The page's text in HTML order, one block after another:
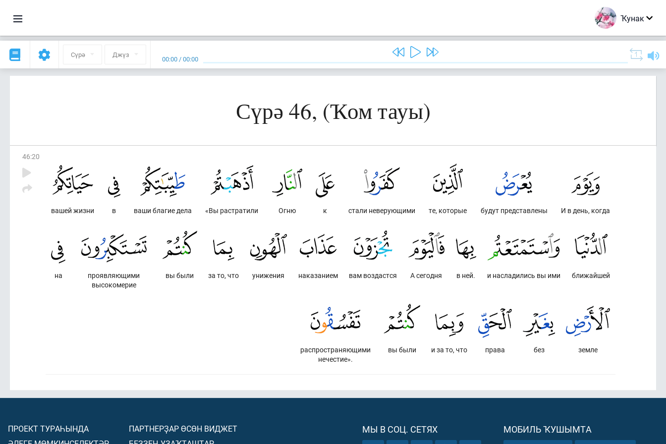
Ҡунак
Сүрә Джүз 00:00 /00:00
Сүрә 46, (Ҡом тауы)
46:20
И в день, когда
будут представлены
те, которые
стали неверующими
к
Огню
«Вы растратили
ваши благие дела
в
вашей жизни
ближайшей
и насладились вы ими
в ней.
А сегодня
вам воздастся
наказанием
унижения
за то, что
вы были
проявляющими
высокомерие
на
земле
без
права
и за то, что
вы были
распространяющими
нечестие».
ПРОЕКТ ТУРАҺЫНДА
ПАРТНЕРҘАР ӨСӨН ВИДЖЕТ
МЫ В СОЦ. СЕТЯХ МОБИЛЬ ҠУШЫМТА